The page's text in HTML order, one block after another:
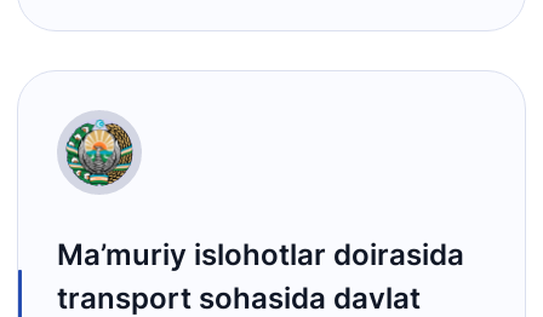
Ma’muriy islohotlar doirasida
transport sohasida davlat